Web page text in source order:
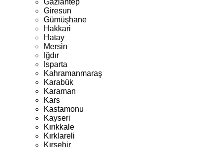
Gaziantep
Giresun
Gümüşhane
Hakkari
Hatay
Mersin
Iğdır
Isparta
Kahramanmaraş
Karabük
Karaman
Kars
Kastamonu
Kayseri
Kırıkkale
Kırklareli
Kırşehir